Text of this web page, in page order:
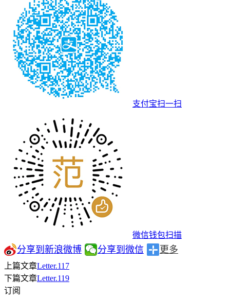
支付宝扫一扫
微信钱包扫描
分享到新浪微博 分享到微信 更多
上篇文章Letter.117
下篇文章Letter.119
订阅